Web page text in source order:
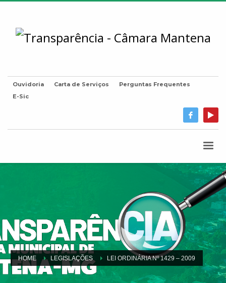
Ouvidoria Carta de Serviços
Perguntas Frequentes
E-Sic
HOME LEGISLAÇÕES LEI ORDINÁRIA Nº 1429 – 2009